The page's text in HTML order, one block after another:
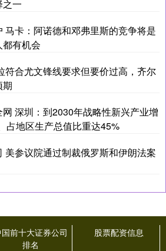
一
马卡：阿诺德和邓弗里斯的竞争将是
有机会
符合尤文锋线要求但要价过高，齐尔
期
深圳：到2030年战略性新兴产业增
占地区生产总值比重达45%
美参议院通过制裁俄罗斯和伊朗法案
前十大证券公司
排名
股票配资信息